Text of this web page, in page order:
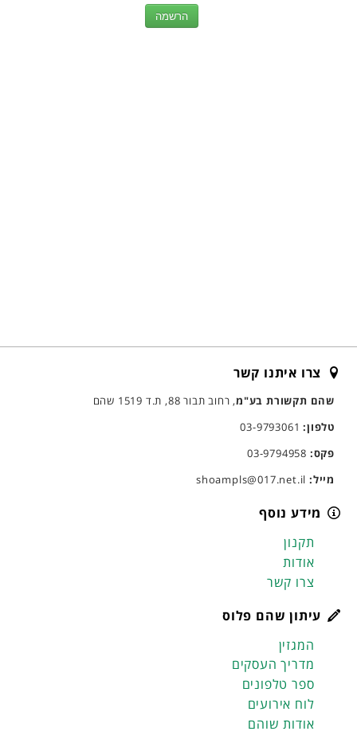
צרו איתנו קשר
שהם תקשורת בע"מ, רחוב תבור 88, ת.ד 1519 שהם
טלפון:03-9793061
פקס:
מייל:
מידע נוסף
תקנון
אודות
צרו קשר
עיתון שהם פלוס
המגזין
מדריך העסקים
ספר טלפונים
לוח אירועים
אודות שוהם